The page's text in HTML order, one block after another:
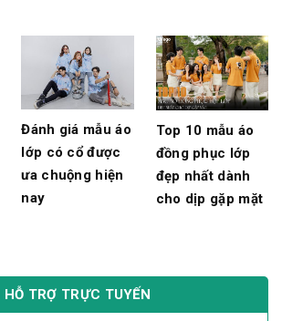
Đánh giá mẫu áo
lớp có cổ được
ưa chuộng hiện
nay
Top 10 mẫu áo
đồng phục lớp
đẹp nhất dành
cho dịp gặp mặt
HỖ TRỢ TRỰC TUYẾN